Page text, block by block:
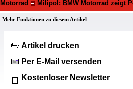
Motorrad Milipol: BMW Motorrad zeigt
Mehr Funktionen zu diesem Artikel
Artikel drucken
Per E-Mail versenden
Kostenloser Newsletter